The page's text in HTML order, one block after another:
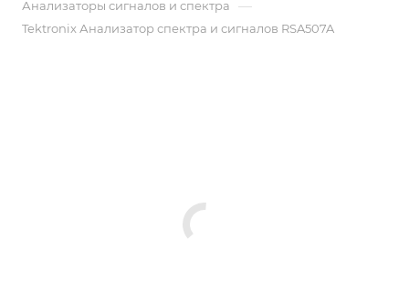
Анализаторы сигналов и спектра —
Tektronix Анализатор спектра и сигналов RSA507A